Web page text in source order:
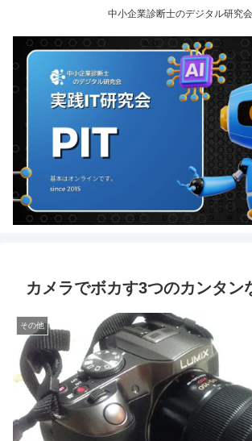
中小企業診断士のデジタル研究会
カメラでボカす3つのカンタン
その他